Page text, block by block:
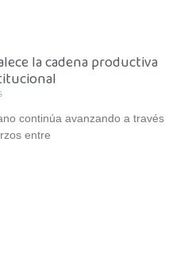
la cadena productiva
continúa avanzando a través
entre